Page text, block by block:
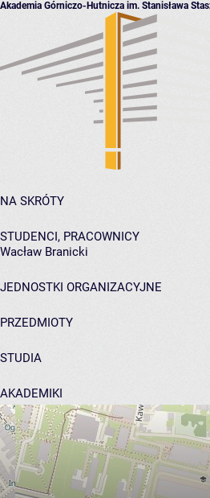
Akademia Górniczo-Hutnicza im. Stanisława
NA SKRÓTY
STUDENCI, PRACOWNICY
Wacław Branicki
JEDNOSTKI ORGANIZACYJNE
PRZEDMIOTY
STUDIA
AKADEMIKI
POMOC